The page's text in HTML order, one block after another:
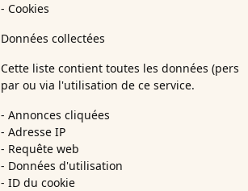
- Cookies
Données collectées
Cette liste contient toutes les données
par ou via l'utilisation de ce service.
- Annonces cliquées
- Adresse IP
- Requête web
- Données d'utilisation
- ID du cookie